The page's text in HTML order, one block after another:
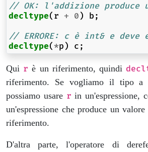
// OK: l'addizione
decltype( r + 0 ) b ;
// ERRORE: c è int& e
decltype(*p ) c ;
Qui r è un riferimento, quindi
riferimento. Se vogliamo il tipo a
possiamo usare r in un'espressione,
un'espressione che produce un
riferimento.
D'altra parte, l'operatore di